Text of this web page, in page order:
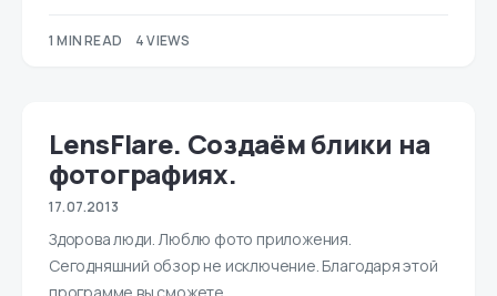
1 MIN READ 4 VIEWS
LensFlare. Создаём блики на
фотографиях.
17.07.2013
Здорова люди. Люблю фото приложения.
Сегодняшний обзор не исключение. Благодаря этой